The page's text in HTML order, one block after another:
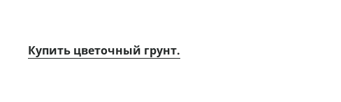
Купить цветочный грунт.